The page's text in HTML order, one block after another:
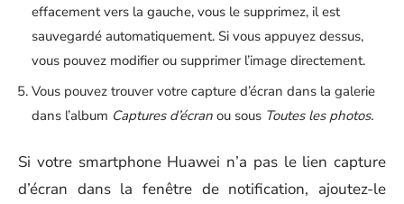
effacement vers la gauche, vous le supprimez, il est
sauvegardé automatiquement. Si vous appuyez dessus,
vous pouvez modifier ou supprimer l’image directement.
Vous pouvez trouver votre capture d’écran dans la galerie
dans l’album Captures d’écran ou sous Toutes les photos.
Si votre smartphone Huawei n’a pas le lien capture
d’écran dans la fenêtre de notification, ajoutez-le